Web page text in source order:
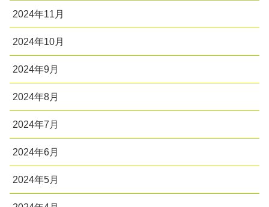
2024年11月
2024年10月
2024年9月
2024年8月
2024年7月
2024年6月
2024年5月